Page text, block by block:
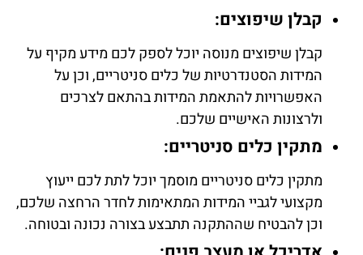
קבלן שיפוצים:
קבלן שיפוצים מנוסה יוכל לספק לכם מידע מקיף על
המידות הסטנדרטיות של כלים סניטריים, וכן על
האפשרויות להתאמת המידות בהתאם לצרכים
ולרצונות האישיים שלכם.
מתקין כלים סניטריים:
מתקין כלים סניטריים מוסמך יוכל לתת לכם ייעוץ
מקצועי לגביי המידות המתאימות לחדר הרחצה שלכם,
וכן להבטיח שההתקנה תתבצע בצורה נכונה ובטוחה.